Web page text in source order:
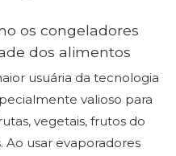
os congeladores
dos alimentos
usuária da tecnologia
valioso para
vegetais, frutos do
Ao usar evaporadores